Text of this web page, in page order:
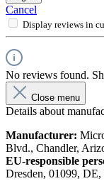
Cancel
Display reviews in
No reviews found.
Close menu
Details about
Manufacturer:
Blvd., Chandler,
EU-responsible
Dresden, 01099,